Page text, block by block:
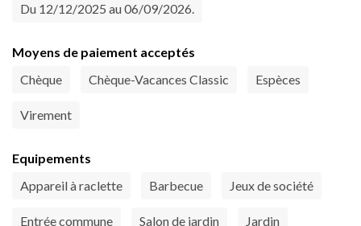
Du 12/12/2025 au 06/09/2026.
Moyens de paiement acceptés
Chèque
Chèque-Vacances Classic Espèces
Virement
Equipements
Appareil à raclette
Barbecue Jeux de société
Entrée commune Salon de jardin Jardin